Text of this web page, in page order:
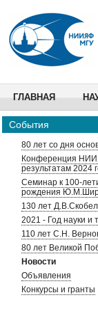
ГЛАВНАЯ
События
80 лет со дня
Конференция
результатам 2024
Семинар к 100-
рождения
130 лет
2021 - Год науки и
110 лет С.Н.
80 лет Великой
Новости
Объявления
Конкурсы и гранты